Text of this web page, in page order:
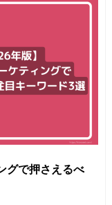
グで押さえるべ